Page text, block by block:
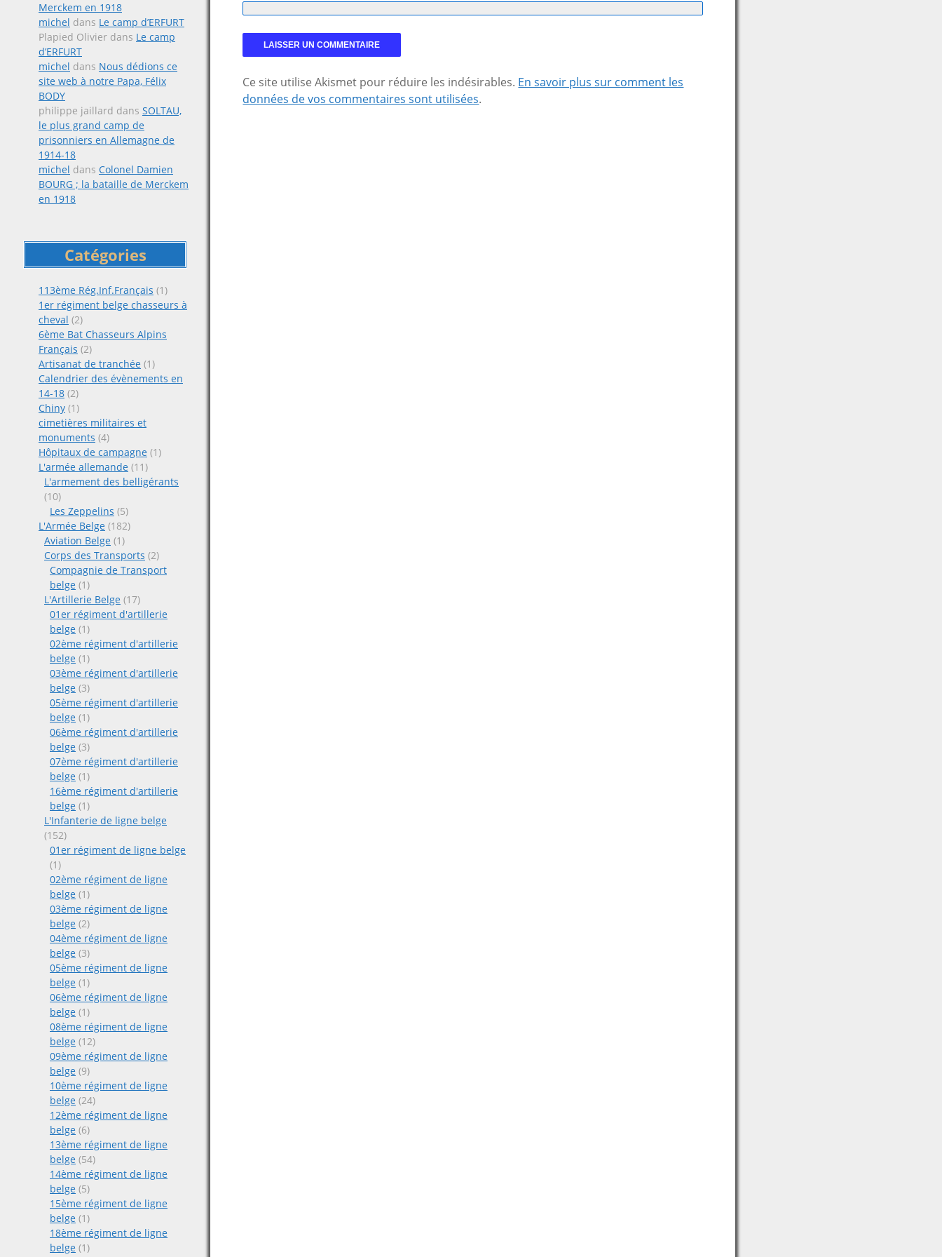
Merckem en 1918
michel dans Le camp d’ERFURT
Plapied Olivier dans Le camp
d’ERFURT
michel dans Nous dédions ce
site web à notre Papa, Félix
BODY
philippe jaillard dans SOLTAU,
le plus grand camp de
prisonniers en Allemagne de
1914-18
michel dans Colonel Damien
BOURG ; la bataille de Merckem
en 1918
Catégories
113ème Rég.Inf.Français (1)
1er régiment belge chasseurs à
cheval (2)
6ème Bat Chasseurs Alpins
Français (2)
Artisanat de tranchée (1)
Calendrier des évènements en
14-18 (2)
Chiny (1)
cimetières militaires et
monuments (4)
Hôpitaux de campagne (1)
L'armée allemande (11)
L'armement des belligérants
(10)
Les Zeppelins (5)
L'Armée Belge (182)
Aviation Belge (1)
Corps des Transports (2)
Compagnie de Transport
belge (1)
L'Artillerie Belge (17)
01er régiment d'artillerie
belge (1)
02ème régiment d'artillerie
belge (1)
03ème régiment d'artillerie
belge (3)
05ème régiment d'artillerie
belge (1)
06ème régiment d'artillerie
belge (3)
07ème régiment d'artillerie
belge (1)
16ème régiment d'artillerie
belge (1)
L'Infanterie de ligne belge
(152)
01er régiment de ligne belge
(1)
02ème régiment de ligne
belge (1)
03ème régiment de ligne
belge (2)
04ème régiment de ligne
belge (3)
05ème régiment de ligne
belge (1)
06ème régiment de ligne
belge (1)
08ème régiment de ligne
belge (12)
09ème régiment de ligne
belge (9)
10ème régiment de ligne
belge (24)
12ème régiment de ligne
belge (6)
13ème régiment de ligne
belge (54)
14ème régiment de ligne
belge (5)
15ème régiment de ligne
belge (1)
18ème régiment de ligne
belge (1)
Ce site utilise Akismet pour réduire les indésirables. En savoir plus sur comment les
données de vos commentaires sont utilisées.